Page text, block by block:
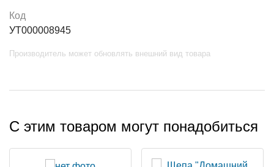
Код
УТ000008945
Производитель может обновлять внешний вид товара
С этим товаром могут понадобиться